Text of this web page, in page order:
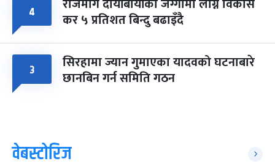
४ राजमार्ग दायाँबायाँका जग्गामा लाग्ने विकास
कर ५ प्रतिशत बिन्दु बढाइँदै
३ सिरहामा ज्यान गुमाएका यादवको घटनाबारे
छानबिन गर्न समिति गठन
वेबस्टोरिज